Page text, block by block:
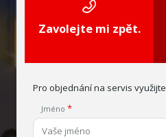
Zavolejte mi zpět.
Pro objednání na servis využijte
Jméno